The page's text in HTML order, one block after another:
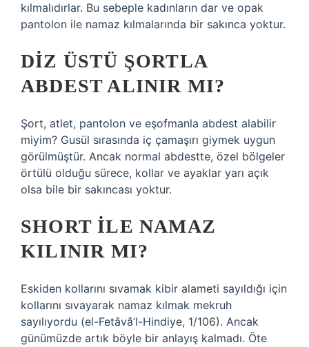
kılmalıdırlar. Bu sebeple kadınların dar ve opak
pantolon ile namaz kılmalarında bir sakınca yoktur.
DIZ ÜSTÜ ŞORTLA
ABDEST ALINIR MI?
Şort, atlet, pantolon ve eşofmanla abdest alabilir
miyim? Gusül sırasında iç çamaşırı giymek uygun
görülmüştür. Ancak normal abdestte, özel bölgeler
örtülü olduğu sürece, kollar ve ayaklar yarı açık
olsa bile bir sakıncası yoktur.
SHORT ILE NAMAZ
KILINIR MI?
Eskiden kollarını sıvamak kibir alameti sayıldığı için
kollarını sıvayarak namaz kılmak mekruh
sayılıyordu (el-Fetâvâ’l-Hindiye, 1/106). Ancak
günümüzde artık böyle bir anlayış kalmadı. Öte